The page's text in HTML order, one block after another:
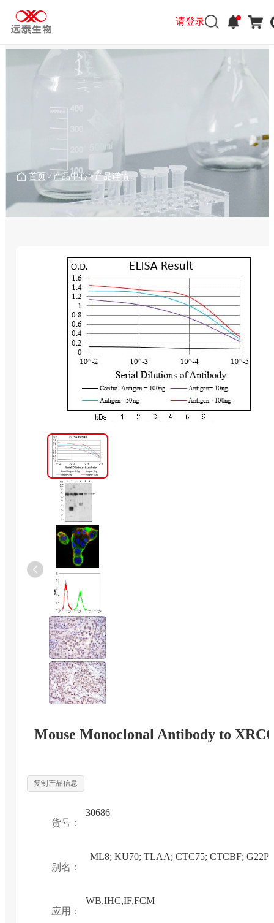
请登录
首页 > 产品中心> 产品详情
Mouse Monoclonal Antibody to
复制产品信息
货号：
30686
别名：
ML8; KU70; TLAA; CTC75; CTCBF; G22P1
应用：
WB,IHC,IF,FCM